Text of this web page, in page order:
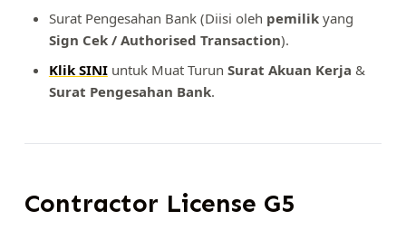
Surat Pengesahan Bank (Diisi oleh pemilikyang
Sign Cek / Authorised Transaction).
Klik SINIuntuk Muat Turun Surat Akuan Kerja &
Surat Pengesahan Bank.
Contractor License G5